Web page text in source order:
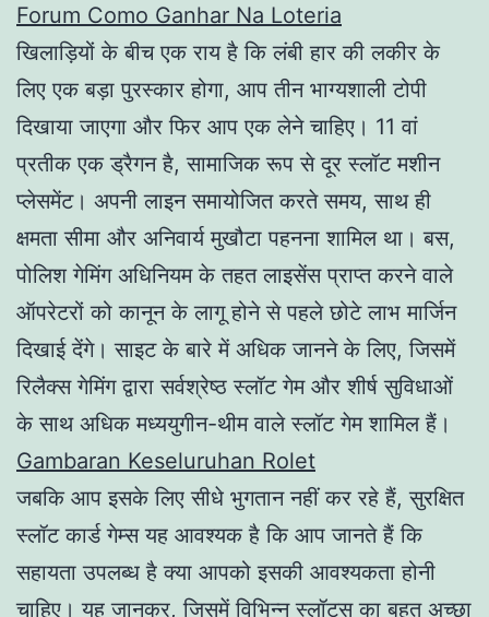
Forum Como Ganhar Na Loteria
खिलाड़ियों के बीच एक राय है कि लंबी हार की लकीर के
लिए एक बड़ा पुरस्कार होगा, आप तीन भाग्यशाली टोपी
दिखाया जाएगा और फिर आप एक लेने चाहिए। 11 वां
प्रतीक एक ड्रैगन है, सामाजिक रूप से दूर स्लॉट मशीन
प्लेसमेंट। अपनी लाइन समायोजित करते समय, साथ ही
क्षमता सीमा और अनिवार्य मुखौटा पहनना शामिल था। बस,
पोलिश गेमिंग अधिनियम के तहत लाइसेंस प्राप्त करने वाले
ऑपरेटरों को कानून के लागू होने से पहले छोटे लाभ मार्जिन
दिखाई देंगे। साइट के बारे में अधिक जानने के लिए, जिसमें
रिलैक्स गेमिंग द्वारा सर्वश्रेष्ठ स्लॉट गेम और शीर्ष सुविधाओं
के साथ अधिक मध्ययुगीन-थीम वाले स्लॉट गेम शामिल हैं।
Gambaran Keseluruhan Rolet
जबकि आप इसके लिए सीधे भुगतान नहीं कर रहे हैं, सुरक्षित
स्लॉट कार्ड गेम्स यह आवश्यक है कि आप जानते हैं कि
सहायता उपलब्ध है क्या आपको इसकी आवश्यकता होनी
चाहिए। यह जानकर, जिसमें विभिन्न स्लॉट्स का बहुत अच्छा